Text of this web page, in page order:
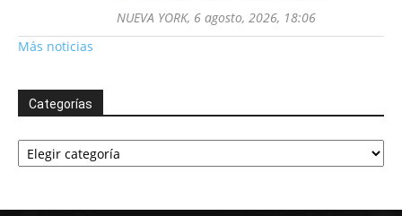
NUEVA YORK, 6 agosto, 2026, 18:06
Más noticias
Categorías
Categorías